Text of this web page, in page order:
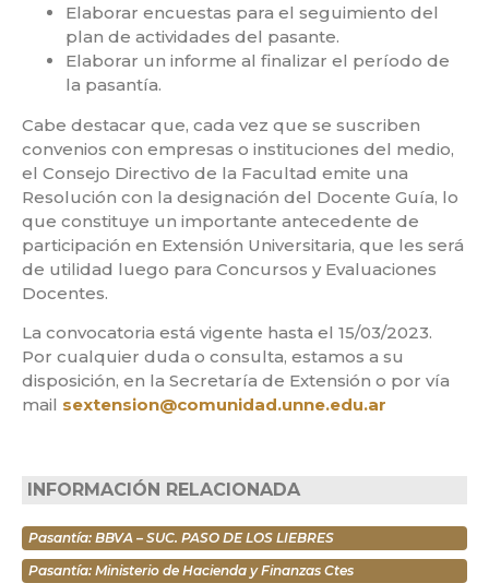
Elaborar encuestas para el seguimiento del
plan de actividades del pasante.
Elaborar un informe al finalizar el período de
la pasantía.
Cabe destacar que, cada vez que se suscriben
convenios con empresas o instituciones del medio,
el Consejo Directivo de la Facultad emite una
Resolución con la designación del Docente Guía, lo
que constituye un importante antecedente de
participación en Extensión Universitaria, que les será
de utilidad luego para Concursos y Evaluaciones
Docentes.
La convocatoria está vigente hasta el 15/03/2023.
Por cualquier duda o consulta, estamos a su
disposición, en la Secretaría de Extensión o por vía
mail sextension@comunidad.unne.edu.ar
INFORMACIÓN RELACIONADA
Pasantía: BBVA – SUC. PASO DE LOS LIEBRES
Pasantía: Ministerio de Hacienda y Finanzas Ctes